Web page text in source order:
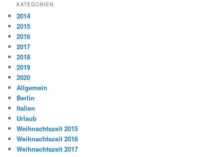
KATEGORIEN
2014
2015
2016
2017
2018
2019
2020
Allgemein
Berlin
Italien
Urlaub
Weihnachtszeit 2015
Weihnachtszeit 2016
Weihnachtszeit 2017